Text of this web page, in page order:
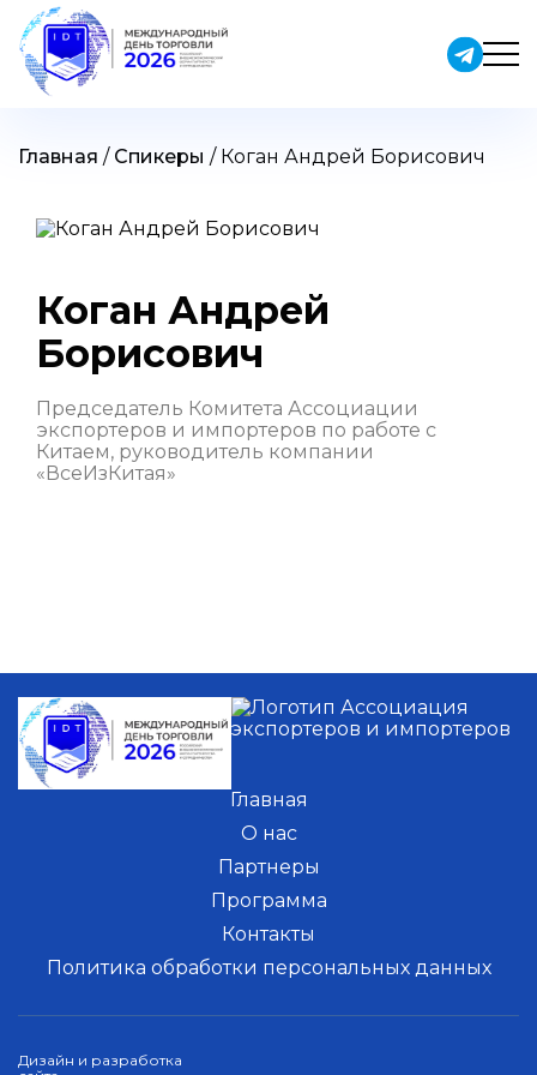
Skip
content
Главная / Спикеры / Коган Андрей Борисович
Коган Андрей
Борисович
Председатель Комитета Ассоциации
экспортеров и импортеров по работе с
Китаем, руководитель компании
«ВсеИзКитая»
Главная
О нас
Партнеры
Программа
Контакты
Политика обработки персональных данных
Дизайн и разработка